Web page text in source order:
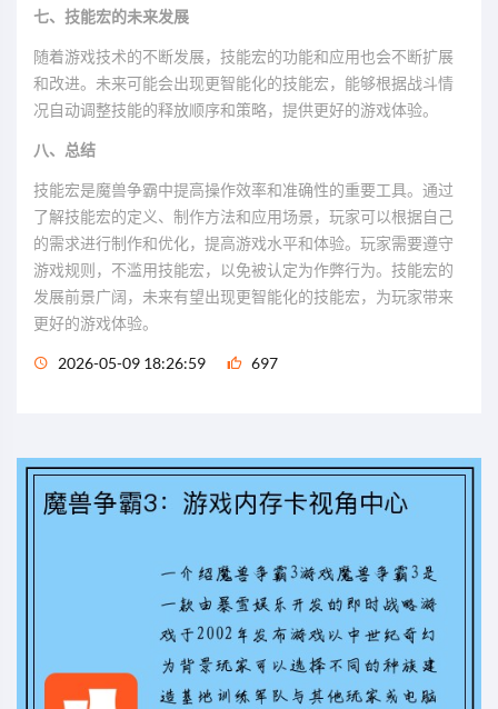
七、技能宏的未来发展
随着游戏技术的不断发展，技能宏的功能和应用也会不断扩展
和改进。未来可能会出现更智能化的技能宏，能够根据战斗情
况自动调整技能的释放顺序和策略，提供更好的游戏体验。
八、总结
技能宏是魔兽争霸中提高操作效率和准确性的重要工具。通过
了解技能宏的定义、制作方法和应用场景，玩家可以根据自己
的需求进行制作和优化，提高游戏水平和体验。玩家需要遵守
游戏规则，不滥用技能宏，以免被认定为作弊行为。技能宏的
发展前景广阔，未来有望出现更智能化的技能宏，为玩家带来
更好的游戏体验。
2026-05-09 18:26:59 697